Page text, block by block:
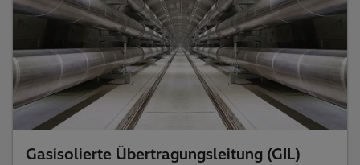
Gasisolierte Übertragungsleitung (GIL)